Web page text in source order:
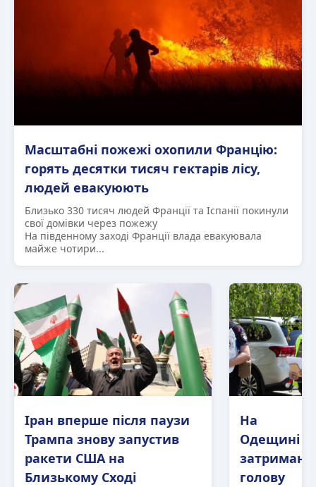
Масштабні пожежі охопили Францію:
горять десятки тисяч гектарів лісу,
людей евакуюють
Близько 330 тисяч людей Франції та Іспанії покинули
свої домівки через пожежу
На південному заході Франції влада евакуювала
майже чотири...
Іран вперше після паузи
Трампа знову запустив
ракети США на
Близькому Сході
На
Одещині
затримано
голову